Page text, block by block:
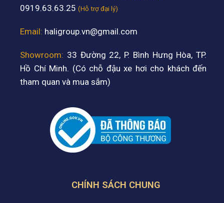
0919.63.63.25 (Hỗ trợ đại lý)
Email: haligroup.vn@gmail.com
Showroom: 33 Đường 22, P. Bình Hưng Hòa, TP.
Hồ Chí Minh. (Có chỗ đậu xe hơi cho khách đến
tham quan và mua sắm)
CHÍNH SÁCH CHUNG